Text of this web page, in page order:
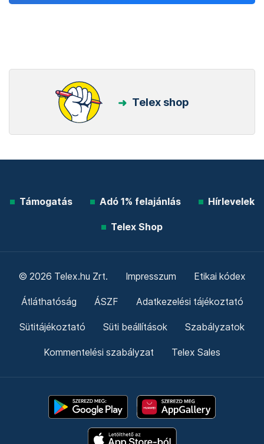
Telex shop
Támogatás Adó 1% felajánlás Hírlevelek
Telex Shop
© 2026 Telex.hu Zrt. Impresszum Etikai kódex
Átláthatóság ÁSZF Adatkezelési tájékoztató
Sütitájékoztató Süti beállítások Szabályzatok
Kommentelési szabályzat Telex Sales